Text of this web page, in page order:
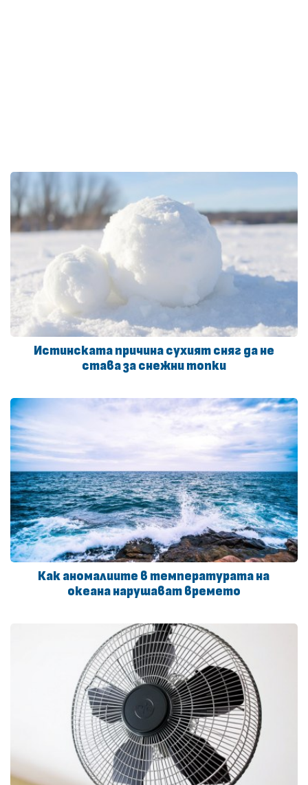
Истинската причина сухият сняг да не
става за снежни топки
Как аномалиите в температурата на
океана нарушават времето